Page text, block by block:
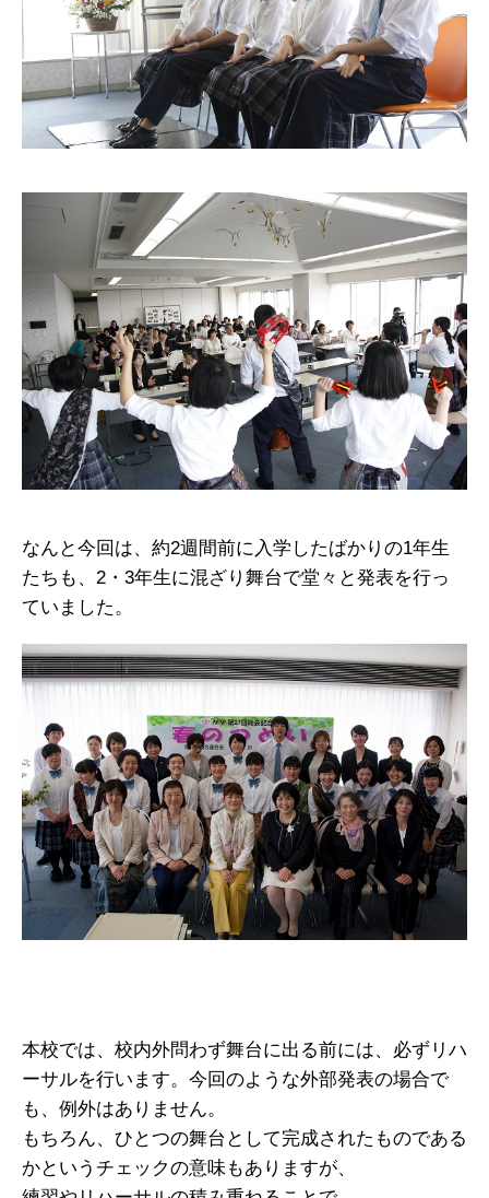
なんと今回は、約2週間前に入学したばかりの1年生
たちも、2・3年生に混ざり舞台で堂々と発表を行っ
ていました。
本校では、校内外問わず舞台に出る前には、必ずリハ
ーサルを行います。今回のような外部発表の場合で
も、例外はありません。
もちろん、ひとつの舞台として完成されたものである
かというチェックの意味もありますが、